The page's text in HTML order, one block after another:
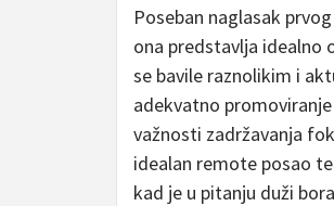
Poseban naglasak
ona predstavlja idealno
se bavile raznolikim i
adekvatno
važnosti zadržavanja
idealan remote posao
kad je u pitanju duži